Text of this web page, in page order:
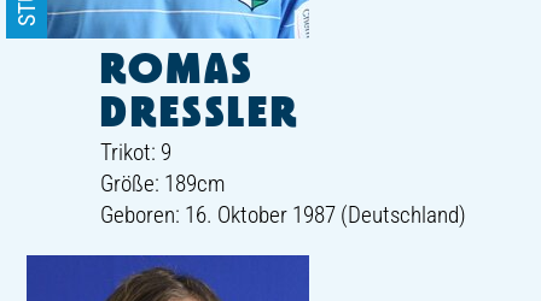
ROMAS
DRESSLER
Trikot: 9
Größe: 189cm
Geboren: 16. Oktober 1987 (Deutschland)